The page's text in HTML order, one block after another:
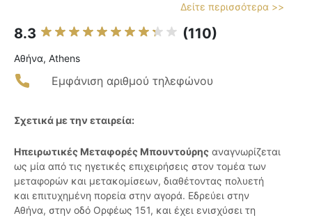
Δείτε περισσότερα >>
8.3 (110)
Αθήνα, Athens
Εμφάνιση αριθμού τηλεφώνου
Σχετικά με την εταιρεία:
Ηπειρωτικές Μεταφορές Μπουντούρης αναγνωρίζεται
ως μία από τις ηγετικές επιχειρήσεις στον τομέα των
μεταφορών και μετακομίσεων, διαθέτοντας πολυετή
και επιτυχημένη πορεία στην αγορά. Εδρεύει στην
Αθήνα, στην οδό Ορφέως 151, και έχει ενισχύσει τη